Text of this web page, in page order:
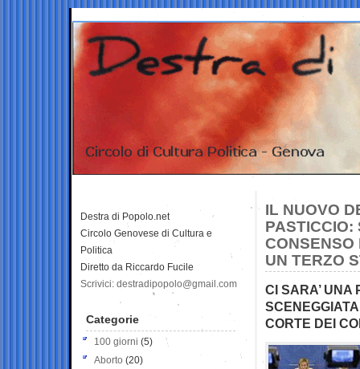
IL NUOVO
PASTICCIO:
CONSENSO
UN TERZO
CI SARA’ UNA
CORTE DEI
Destra di Popolo.net
Circolo Genovese di Cultura e
Politica
Diretto da Riccardo Fucile
Scrivici: destradipopolo@gmail.com
Categorie
100 giorni (5)
Aborto (20)